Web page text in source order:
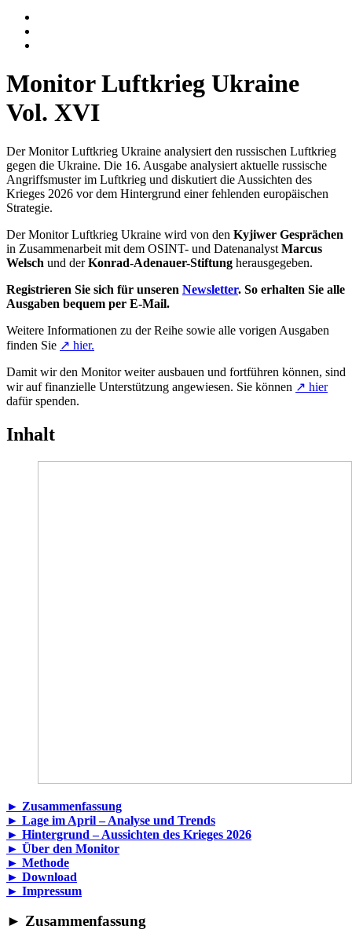
Monitor Luftkrieg Ukraine
Vol. XVI
Der Monitor Luftkrieg Ukraine analysiert den russischen Luftkrieg
gegen die Ukraine. Die 16. Ausgabe analysiert aktuelle russische
Angriffsmuster im Luftkrieg und diskutiert die Aussichten des
Krieges 2026 vor dem Hintergrund einer fehlenden europäischen
Strategie.
Der Monitor Luftkrieg Ukraine wird von den Kyjiwer Gesprächen
in Zusammenarbeit mit dem OSINT- und Datenanalyst Marcus
Welsch und derKonrad-Adenauer-Stiftung herausgegeben.
Registrieren Sie sich für unseren Newsletter. So erhalten Sie alle
Ausgaben bequem per E-Mail.
Weitere Informationen zu der Reihe sowie alle vorigen Ausgaben
finden Sie ↗ hier.
Damit wir den Monitor weiter ausbauen und fortführen können, sind
wir auf finanzielle Unterstützung angewiesen. Sie können ↗ hier
dafür spenden.
Inhalt
► Zusammenfassung
► Lage im April – Analyse und Trends
► Hintergrund – Aussichten des Krieges 2026
► Über den Monitor
► Methode
► Download
► Impressum
► Zusammenfassung